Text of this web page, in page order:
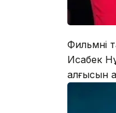
Исабек
алғысын